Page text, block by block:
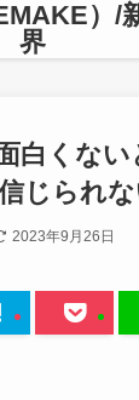
）/
界
白くな
じられ
2023年9月26日